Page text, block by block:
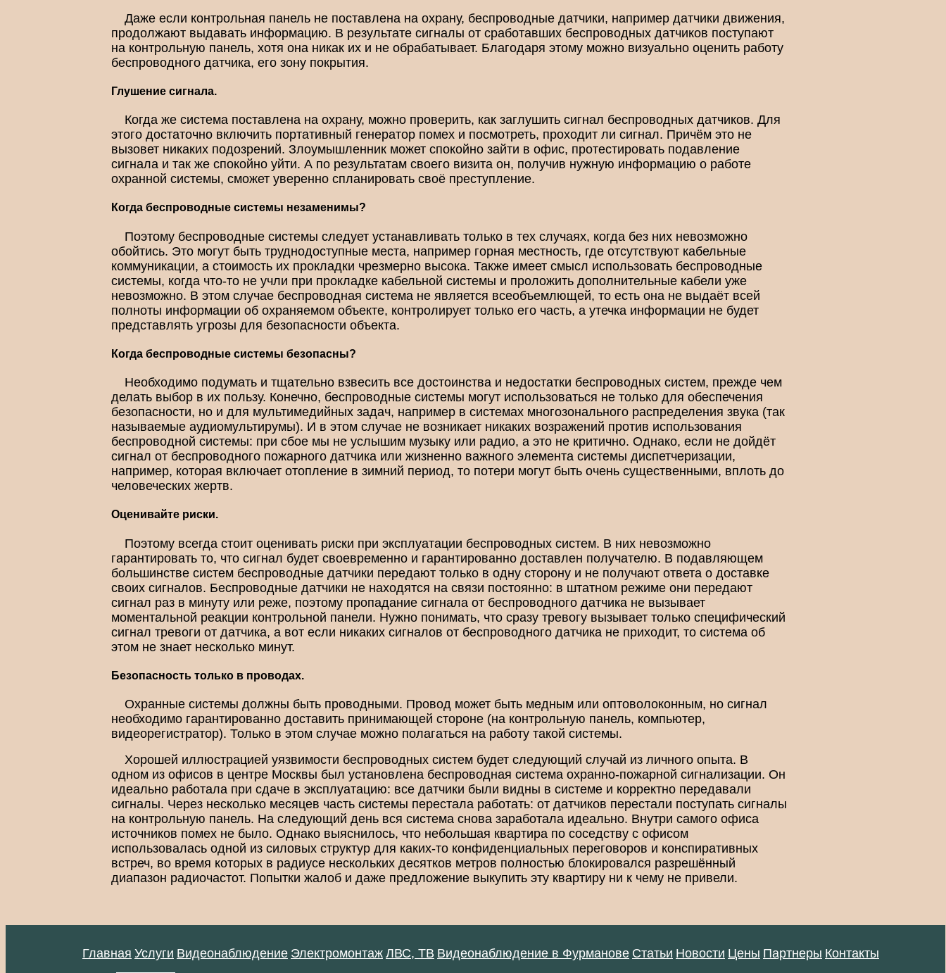
Даже если контрольная панель не поставлена на охрану, беспроводные датчики, например датчики движения,
продолжают выдавать информацию. В результате сигналы от сработавших беспроводных датчиков поступают
на контрольную панель, хотя она никак их и не обрабатывает. Благодаря этому можно визуально оценить работу
беспроводного датчика, его зону покрытия.
Глушение сигнала.
Когда же система поставлена на охрану, можно проверить, как заглушить сигнал беспроводных датчиков. Для
этого достаточно включить портативный генератор помех и посмотреть, проходит ли сигнал. Причём это не
вызовет никаких подозрений. Злоумышленник может спокойно зайти в офис, протестировать подавление
сигнала и так же спокойно уйти. А по результатам своего визита он, получив нужную информацию о работе
охранной системы, сможет уверенно спланировать своё преступление.
Когда беспроводные системы незаменимы?
Поэтому беспроводные системы следует устанавливать только в тех случаях, когда без них невозможно
обойтись. Это могут быть труднодоступные места, например горная местность, где отсутствуют кабельные
коммуникации, а стоимость их прокладки чрезмерно высока. Также имеет смысл использовать беспроводные
системы, когда что-то не учли при прокладке кабельной системы и проложить дополнительные кабели уже
невозможно. В этом случае беспроводная система не является всеобъемлющей, то есть она не выдаёт всей
полноты информации об охраняемом объекте, контролирует только его часть, а утечка информации не будет
представлять угрозы для безопасности объекта.
Когда беспроводные системы безопасны?
Необходимо подумать и тщательно взвесить все достоинства и недостатки беспроводных систем, прежде чем
делать выбор в их пользу. Конечно, беспроводные системы могут использоваться не только для обеспечения
безопасности, но и для мультимедийных задач, например в системах многозонального распределения звука (так
называемые аудиомультирумы). И в этом случае не возникает никаких возражений против использования
беспроводной системы: при сбое мы не услышим музыку или радио, а это не критично. Однако, если не дойдёт
сигнал от беспроводного пожарного датчика или жизненно важного элемента системы диспетчеризации,
например, которая включает отопление в зимний период, то потери могут быть очень существенными, вплоть до
человеческих жертв.
Оценивайте риски.
Поэтому всегда стоит оценивать риски при эксплуатации беспроводных систем. В них невозможно
гарантировать то, что сигнал будет своевременно и гарантированно доставлен получателю. В подавляющем
большинстве систем беспроводные датчики передают только в одну сторону и не получают ответа о доставке
своих сигналов. Беспроводные датчики не находятся на связи постоянно: в штатном режиме они передают
сигнал раз в минуту или реже, поэтому пропадание сигнала от беспроводного датчика не вызывает
моментальной реакции контрольной панели. Нужно понимать, что сразу тревогу вызывает только специфический
сигнал тревоги от датчика, а вот если никаких сигналов от беспроводного датчика не приходит, то система об
этом не знает несколько минут.
Безопасность только в проводах.
Охранные системы должны быть проводными. Провод может быть медным или оптоволоконным, но сигнал
необходимо гарантированно доставить принимающей стороне (на контрольную панель, компьютер,
видеорегистратор). Только в этом случае можно полагаться на работу такой системы.
Хорошей иллюстрацией уязвимости беспроводных систем будет следующий случай из личного опыта. В
одном из офисов в центре Москвы был установлена беспроводная система охранно-пожарной сигнализации. Он
идеально работала при сдаче в эксплуатацию: все датчики были видны в системе и корректно передавали
сигналы. Через несколько месяцев часть системы перестала работать: от датчиков перестали поступать сигналы
на контрольную панель. На следующий день вся система снова заработала идеально. Внутри самого офиса
источников помех не было. Однако выяснилось, что небольшая квартира по соседству с офисом
использовалась одной из силовых структур для каких-то конфиденциальных переговоров и конспиративных
встреч, во время которых в радиусе нескольких десятков метров полностью блокировался разрешённый
диапазон радиочастот. Попытки жалоб и даже предложение выкупить эту квартиру ни к чему не привели.
Главная Услуги Видеонаблюдение Электромонтаж ЛВС, ТВ Видеонаблюдение в Фурманове Статьи Новости Цены Партнеры Контакты